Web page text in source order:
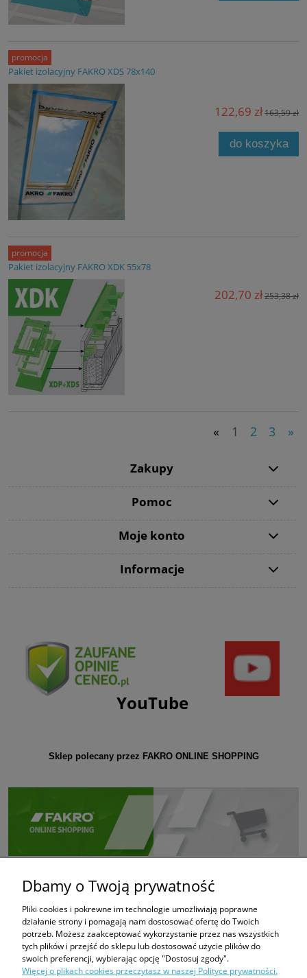
Pakiet izolacyjny FAKRO XDS 78x140
122,69 zł163,59 zł
do koszyka
promocja
Pakiet izolacyjny FAKRO XDK 55x78
202,70 zł253,38 zł
promocja
« 1 2 3 »
Zakupy
Pomoc
Moje konto
Informacje
YouTube
Sklep polecany przez FAKRO ONLINE SHOPPING
Dbamy o Twoją prywatność
Pliki cookies i pokrewne im technologie umożliwiają poprawne
działanie strony i pomagają nam dostosować ofertę do Twoich
potrzeb. Możesz zaakceptować wykorzystanie przez nas wszystkich
tych plików i przejść do sklepu lub dostosować użycie plików do
swoich preferencji, wybierając opcję "Dostosuj zgody".
Więcej o plikach cookies przeczytasz w naszej Polityce prywatności.